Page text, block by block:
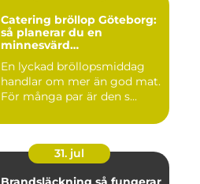
Catering bröllop Göteborg:
så planerar du en
minnesvärd
En lyckad bröllopsmiddag
handlar om mer än god mat.
För många par är den s...
31. jul